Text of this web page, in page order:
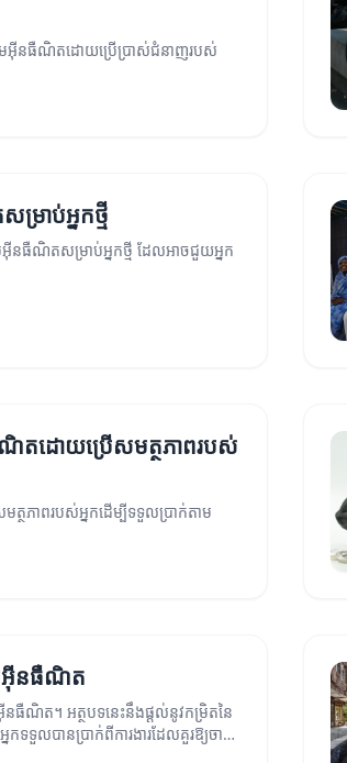
មអ៊ីនធឺណិតដោយប្រើប្រាស់ជំនាញរបស់
រាប់អ្នកថ្មី
នធឺណិតសម្រាប់អ្នកថ្មី ដែលអាចជួយអ្នក
តដោយប្រើសមត្ថភាពរបស់
ត្ថភាពរបស់អ្នកដើម្បីទទួលប្រាក់តាម
មអ៊ីនធឺណិត
នធឺណិត។ អត្ថបទនេះនឹងផ្ដល់នូវកម្រិតនៃ
ទទួលបានប្រាក់ពីការងារដែលគួរឱ្យចាប់